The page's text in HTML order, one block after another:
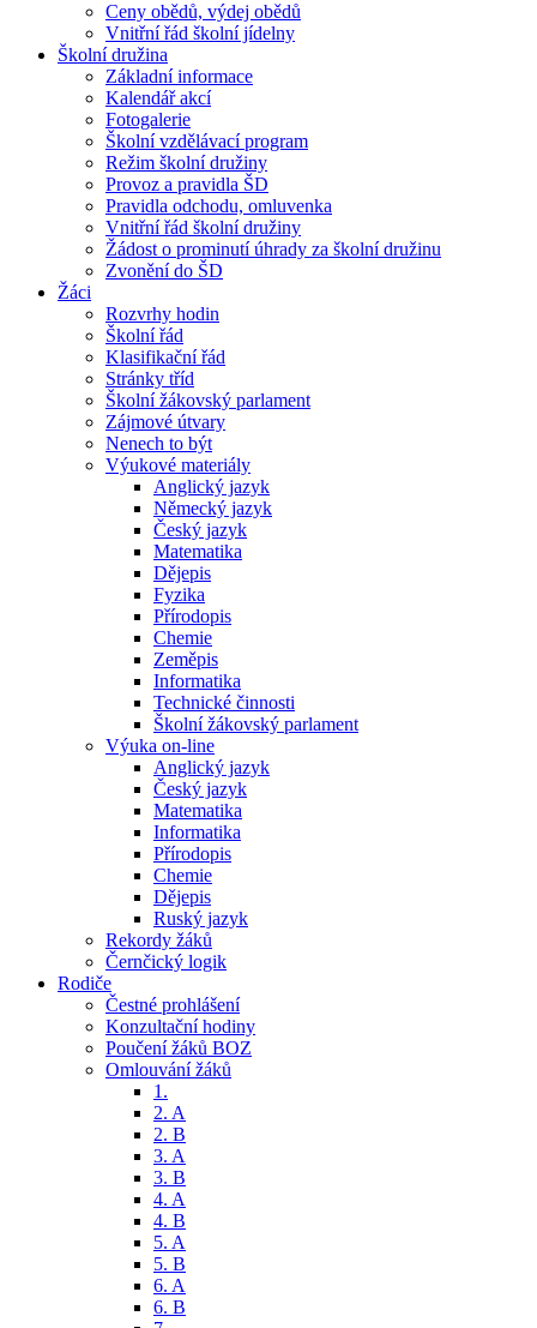
Ceny obědů, výdej obědů
Vnitřní řád školní jídelny
Školní družina
Základní informace
Kalendář akcí
Fotogalerie
Školní vzdělávací program
Režim školní družiny
Provoz a pravidla ŠD
Pravidla odchodu, omluvenka
Vnitřní řád školní družiny
Žádost o prominutí úhrady za školní družinu
Zvonění do ŠD
Žáci
Rozvrhy hodin
Školní řád
Klasifikační řád
Stránky tříd
Školní žákovský parlament
Zájmové útvary
Nenech to být
Výukové materiály
Anglický jazyk
Německý jazyk
Český jazyk
Matematika
Dějepis
Fyzika
Přírodopis
Chemie
Zeměpis
Informatika
Technické činnosti
Školní žákovský parlament
Výuka on-line
Anglický jazyk
Český jazyk
Matematika
Informatika
Přírodopis
Chemie
Dějepis
Ruský jazyk
Rekordy žáků
Černčický logik
Rodiče
Čestné prohlášení
Konzultační hodiny
Poučení žáků BOZ
Omlouvání žáků
1.
2. A
2. B
3. A
3. B
4. A
4. B
5. A
5. B
6. A
6. B